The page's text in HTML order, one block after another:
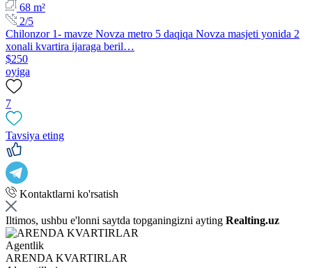
68 m²
2/5
Chilonzor 1- mavze Novza metro 5 daqiqa Novza masjeti yonida 2
xonali kvartira ijaraga beril…
$250
oyiga
7
Tavsiya eting
Kontaktlarni ko'rsatish
Iltimos, ushbu e'lonni saytda topganingizni ayting Realting.uz
Agentlik
ARENDA KVARTIRLAR